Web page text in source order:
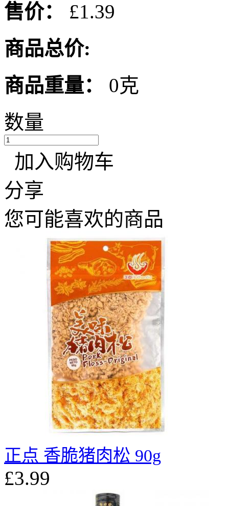
售价：
£1.39
商品总价:
商品重量：
0克
数量
加入购物车
分享
您可能喜欢的商品
正点 香脆猪肉松 90g
£3.99